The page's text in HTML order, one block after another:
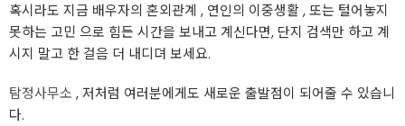
혹시라도 지금 배우자의 혼외관계 , 연인의 이중생활 , 또는 털어놓지
못하는 고민 으로 힘든 시간을 보내고 계신다면, 단지 검색만 하고 계
시지 말고 한 걸음 더 내디뎌 보세요.
탐정사무소 , 저처럼 여러분에게도 새로운 출발점이 되어줄 수 있습니
다.